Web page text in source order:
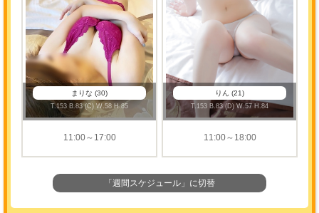
まりな (30)
T.153 B.83 (C) W.58 H.85
11:00～17:00
りん (21)
T.153 B.83 (D) W.57 H .84
11:00～18:00
「週間スケジュール」に切替